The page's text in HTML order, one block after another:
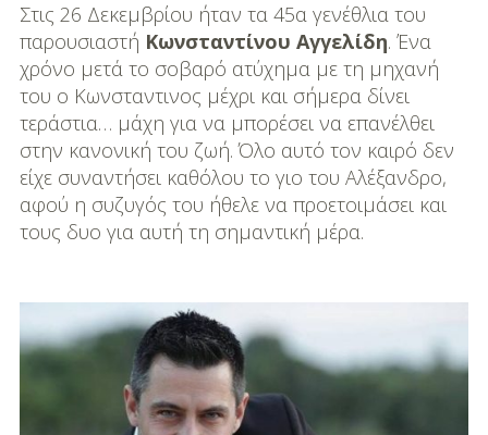
DIY
Διατροφή-Συνταγές
Συνταγές
Συμβουλές
Διατροφής
Στις 26 Δεκεμβρίου ήταν τα 45α γενέθλια του
παρουσιαστή Κωνσταντίνου Αγγελίδη. Ένα
χρόνο μετά το σοβαρό ατύχημα με τη μηχανή
του ο Κωνσταντινος μέχρι και σήμερα δίνει
τεράστια… μάχη για να μπορέσει να επανέλθει
στην κανονική του ζωή. Όλο αυτό τον καιρό δεν
είχε συναντήσει καθόλου το γιο του Αλέξανδρο,
αφού η συζυγός του ήθελε να προετοιμάσει και
τους δυο για αυτή τη σημαντική μέρα.